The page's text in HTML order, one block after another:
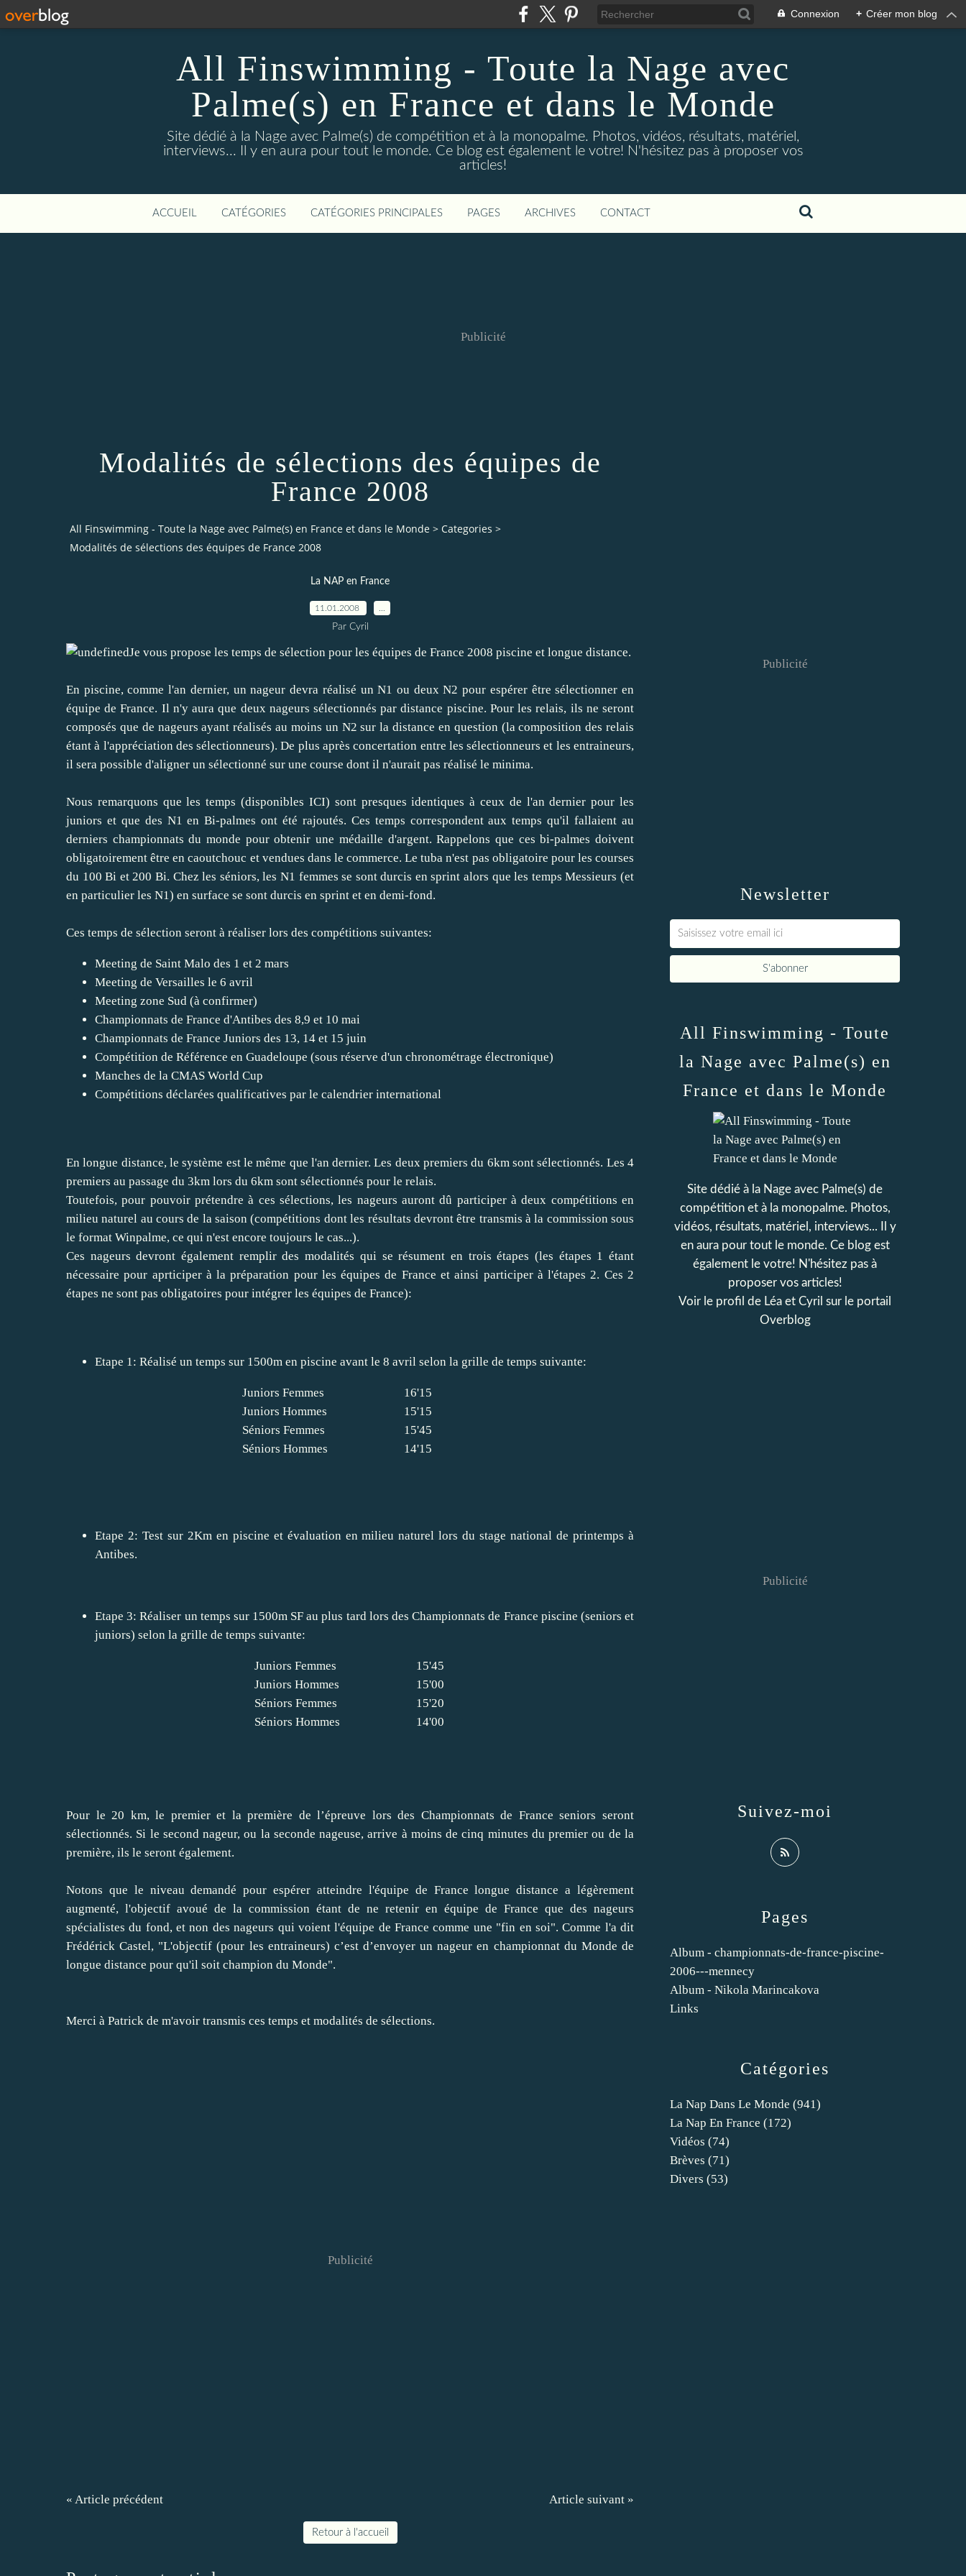
Connexion + Créer mon blog
All Finswimming - Toute la Nage avec
Palme(s) en France et dans le Monde
Site dédié à la Nage avec Palme(s) de compétition et à la monopalme. Photos, vidéos, résultats, matériel,
interviews... Il y en aura pour tout le monde. Ce blog est également le votre! N'hésitez pas à proposer vos
articles!
ACCUEIL CATÉGORIES CATÉGORIES PRINCIPALES PAGES ARCHIVES CONTACT
Publicité
Modalités de sélections des équipes de
France 2008
All Finswimming - Toute la Nage avec Palme(s) en France et dans le Monde > Categories >
Modalités de sélections des équipes de France 2008
La NAP en France
11.01.2008
Par Cyril
Je vous propose les temps de sélection pour les équipes de France 2008 piscine et longue distance.
En piscine, comme l'an dernier, un nageur devra réalisé un N1 ou deux N2 pour espérer être sélectionner en
équipe de France. Il n'y aura que deux nageurs sélectionnés par distance piscine. Pour les relais, ils ne seront
composés que de nageurs ayant réalisés au moins un N2 sur la distance en question (la composition des relais
étant à l'appréciation des sélectionneurs). De plus après concertation entre les sélectionneurs et les entraineurs,
il sera possible d'aligner un sélectionné sur une course dont il n'aurait pas réalisé le minima.
Nous remarquons que les temps (disponibles ICI) sont presques identiques à ceux de l'an dernier pour les
juniors et que des N1 en Bi-palmes ont été rajoutés. Ces temps correspondent aux temps qu'il fallaient au
derniers championnats du monde pour obtenir une médaille d'argent. Rappelons que ces bi-palmes doivent
obligatoirement être en caoutchouc et vendues dans le commerce. Le tuba n'est pas obligatoire pour les courses
du 100 Bi et 200 Bi. Chez les séniors, les N1 femmes se sont durcis en sprint alors que les temps Messieurs (et
en particulier les N1) en surface se sont durcis en sprint et en demi-fond.
Ces temps de sélection seront à réaliser lors des compétitions suivantes:
Meeting de Saint Malo des 1 et 2 mars
Meeting de Versailles le 6 avril
Meeting zone Sud (à confirmer)
Championnats de France d'Antibes des 8,9 et 10 mai
Championnats de France Juniors des 13, 14 et 15 juin
Compétition de Référence en Guadeloupe (sous réserve d'un chronométrage électronique)
Manches de la CMAS World Cup
Compétitions déclarées qualificatives par le calendrier international
En longue distance, le système est le même que l'an dernier. Les deux premiers du 6km sont sélectionnés. Les 4
premiers au passage du 3km lors du 6km sont sélectionnés pour le relais.
Toutefois, pour pouvoir prétendre à ces sélections, les nageurs auront dû participer à deux compétitions en
milieu naturel au cours de la saison (compétitions dont les résultats devront être transmis à la commission sous
le format Winpalme, ce qui n'est encore toujours le cas...).
Ces nageurs devront également remplir des modalités qui se résument en trois étapes (les étapes 1 étant
nécessaire pour aprticiper à la préparation pour les équipes de France et ainsi participer à l'étapes 2. Ces 2
étapes ne sont pas obligatoires pour intégrer les équipes de France):
Etape 1: Réalisé un temps sur 1500m en piscine avant le 8 avril selon la grille de temps suivante:
Juniors Femmes
16'15
Juniors Hommes
15'15
Séniors Femmes
15'45
Séniors Hommes
14'15
Etape 2: Test sur 2Km en piscine et évaluation en milieu naturel lors du stage national de printemps à
Antibes.
Etape 3: Réaliser un temps sur 1500m SF au plus tard lors des Championnats de France piscine (seniors et
juniors) selon la grille de temps suivante:
Juniors Femmes
15'45
Juniors Hommes
15'00
Séniors Femmes
15'20
Séniors Hommes
14'00
Pour le 20 km, le premier et la première de l’épreuve lors des Championnats de France seniors seront
sélectionnés. Si le second nageur, ou la seconde nageuse, arrive à moins de cinq minutes du premier ou de la
première, ils le seront également.
Notons que le niveau demandé pour espérer atteindre l'équipe de France longue distance a légèrement
augmenté, l'objectif avoué de la commission étant de ne retenir en équipe de France que des nageurs
spécialistes du fond, et non des nageurs qui voient l'équipe de France comme une "fin en soi". Comme l'a dit
Frédérick Castel, "L'objectif (pour les entraineurs) c’est d’envoyer un nageur en championnat du Monde de
longue distance pour qu'il soit champion du Monde".
Merci à Patrick de m'avoir transmis ces temps et modalités de sélections.
Publicité
« Article précédent Article suivant »
Retour à l'accueil
Newsletter
Publicité
Catégories
La Nap Dans Le Monde (941)
La Nap En France (172)
Vidéos (74)
Brèves (71)
Divers (53)
Pages
Album - championnats-de-france-piscine-
2006---mennecy
Album - Nikola Marincakova
Links
All Finswimming - Toute
la Nage avec Palme(s) en
France et dans le Monde
Site dédié à la Nage avec Palme(s) de
compétition et à la monopalme. Photos,
vidéos, résultats, matériel, interviews... Il y
en aura pour tout le monde. Ce blog est
également le votre! N'hésitez pas à
proposer vos articles!
Voir le profil de Léa et Cyril sur le portail
Overblog
Suivez-moi
Publicité